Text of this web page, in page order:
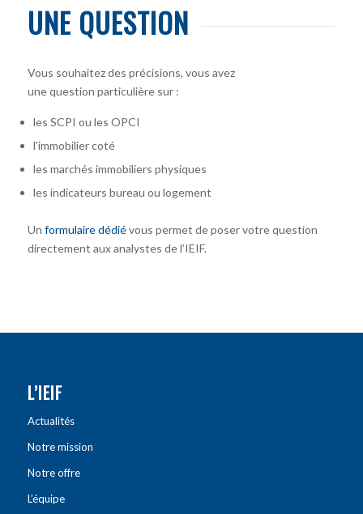
UNE QUESTION
Vous souhaitez des précisions, vous avez
une question particulière sur :
les SCPI ou les OPCI
l’immobilier coté
les marchés immobiliers physiques
les indicateurs bureau ou logement
Un formulaire dédiévous permet de poser votre question
directement aux analystes de l’IEIF.
L’IEIF
Actualités
Notre mission
Notre offre
L’équipe